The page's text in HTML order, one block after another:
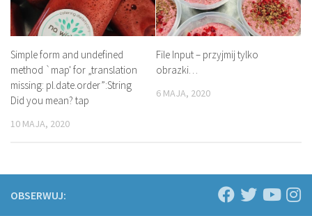
Simple form and undefined
method `map' for „translation
missing: pl.date.order”:String
Did you mean? tap
10 MAJA, 2020
File Input – przyjmij tylko
obrazki…
6 MAJA, 2020
OBSERWUJ: